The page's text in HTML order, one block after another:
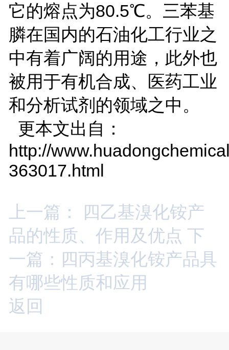
它的熔点为80.5℃。三苯基
膦在国内的石油化工行业之
中有着广阔的用途，此外也
被用于有机合成、医药工业
和分析试剂的领域之中。
更本文出自：
http://
363017.html
上一篇： 四乙基溴化铵产
品的性质、作用及优点 下
一篇：四丙基溴化铵产品具
有哪些性质和应用
返回